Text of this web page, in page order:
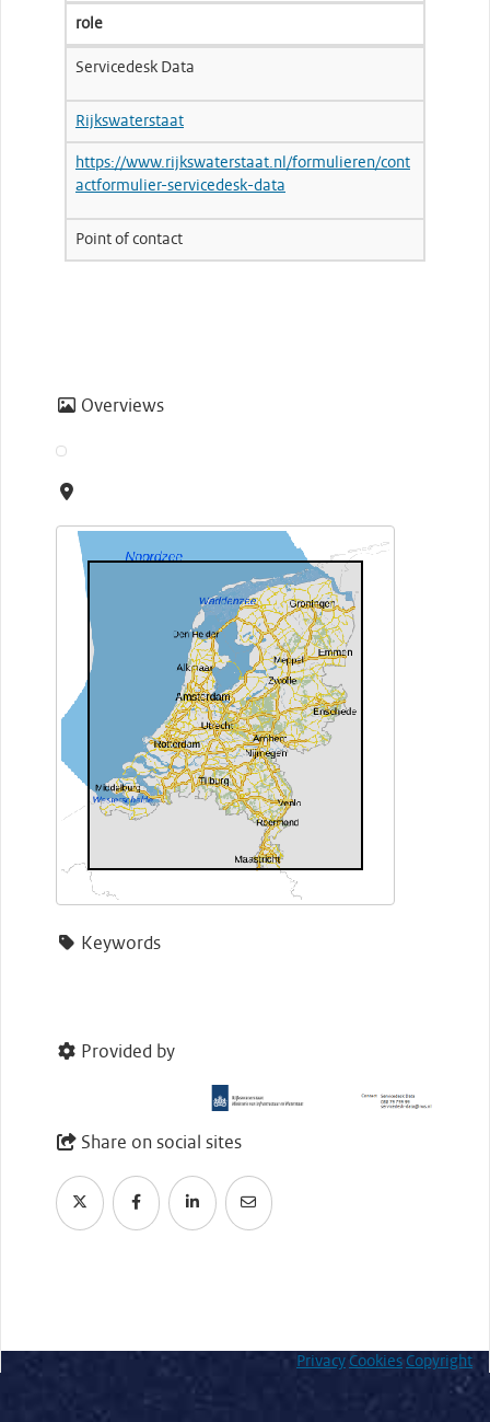
role
Servicedesk Data
Rijkswaterstaat
https://www.rijkswaterstaat.nl/formulieren/cont
actformulier-servicedesk-data
Point of contact
Overviews
Keywords
Provided by
Share on social sites
Privacy Cookies Copyright